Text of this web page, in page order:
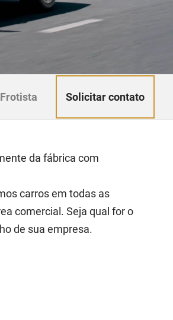
Solicitar contato
da fábrica com
carros em todas as
comercial. Seja qual for o
de sua empresa.